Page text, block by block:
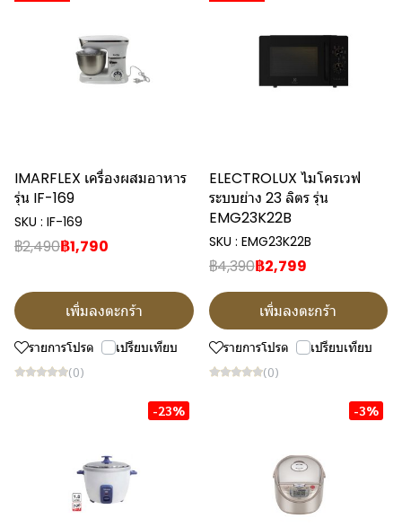
IMARFLEX เครื่องผสมอาหาร
รุ่น IF-169
SKU : IF-169
฿2,490฿1,790
เพิ่มลงตะกร้า
รายการโปรด เปรียบเทียบ
(0)
ELECTROLUX ไมโครเวฟ
ระบบย่าง 23 ลิตร รุ่น
EMG23K22B
SKU : EMG23K22B
฿4,390฿2,799
เพิ่มลงตะกร้า
รายการโปรด เปรียบเทียบ
(0)
-23% -3%